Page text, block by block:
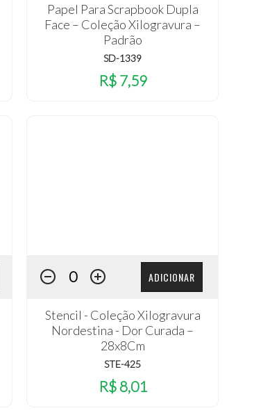
Papel Para Scrapbook Dupla
Face – Coleção Xilogravura –
Padrão
SD-1339
R$ 7,59
ADICIONAR
Stencil - Coleção Xilogravura
Nordestina - Dor Curada –
28x8Cm
STE-425
R$ 8,01